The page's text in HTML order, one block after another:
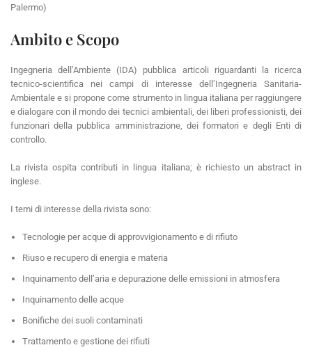
Palermo)
Ambito e Scopo
Ingegneria dell’Ambiente (IDA) pubblica articoli riguardanti la ricerca
tecnico-scientifica nei campi di interesse dell’Ingegneria Sanitaria-
Ambientale e si propone come strumento in lingua italiana per raggiungere
e dialogare con il mondo dei tecnici ambientali, dei liberi professionisti, dei
funzionari della pubblica amministrazione, dei formatori e degli Enti di
controllo.
La rivista ospita contributi in lingua italiana; è richiesto un abstract in
inglese.
I temi di interesse della rivista sono:
Tecnologie per acque di approvvigionamento e di rifiuto
Riuso e recupero di energia e materia
Inquinamento dell’aria e depurazione delle emissioni in atmosfera
Inquinamento delle acque
Bonifiche dei suoli contaminati
Trattamento e gestione dei rifiuti